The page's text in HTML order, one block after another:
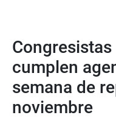
cumplen
semana de
noviembre